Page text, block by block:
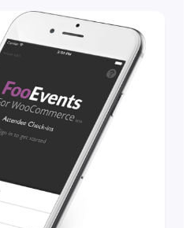
δυνατό να κάνετε το
PDF! Διαβάστε
πώς μπορείτε να
το συναρπαστικό